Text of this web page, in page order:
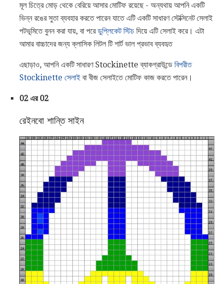
মূল চিত্রে মোড় থেকে বেরিয়ে আসার মোটিফ রয়েছে - অন্যথায় আপনি একটি
ভিন্ন রঙের সুতা ব্যবহার করতে পারেন যাতে এটি একটি সাধারণ স্টেক্সিনেট সেলাই
পটভূমিতে বুনন করা যায়, বা পরেডুপ্লিকেট স্টিচ দিয়ে এটি সেলাই করে। এটা
আমার বাচ্চাদের জন্য ক্লাসিক লিটল টি শার্ট ভাল প্রভাব ব্যবহৃত
এছাড়াও, আপনি একটি সাধারণ Stockinette ব্যাকগ্রাউন্ডে বিপরীত
Stockinette সেলাই বা বীজ সেলাইতে মোটিফ কাজ করতে পারেন।
02 এর 02
রেইনবো শান্তি সাইন